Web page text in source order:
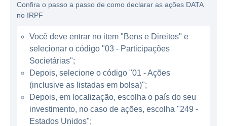
amplamente utilizados em diversas
indústrias, incluindo finanças, saúde,
educação, governo e tecnologia. A empresa
fornece soluções que vão desde a conexão
com fontes de dados até recursos
avançados de visualização e análise,
permitindo que os usuários consigam
identificar tendências, padrões e
incoerências nos dados de maneira eficiente.
Confira o passo a passo de como declarar as ações DATA
no IRPF
Você deve entrar no item "Bens e Direitos" e
selecionar o código "03 - Participações
Societárias";
Depois, selecione o código "01 - Ações
(inclusive as listadas em bolsa)";
Depois, em localização, escolha o país do seu
investimento, no caso de ações, escolha "249 -
Estados Unidos";